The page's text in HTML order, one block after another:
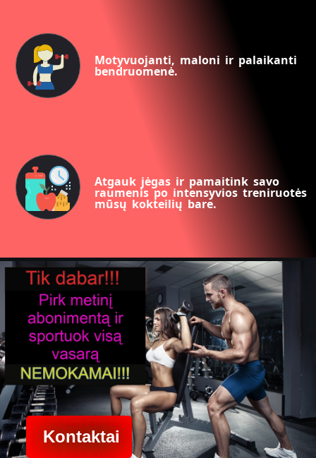
Motyvuojanti, maloni ir palaikanti
bendruomenė.
Atgauk jėgas ir pamaitink savo
raumenis po intensyvios treniruotės
mūsų kokteilių bare.
Kontaktai